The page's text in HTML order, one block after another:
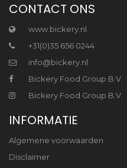
CONTACT ONS
www.bickery.nl
+31(0)35 656 0244
info@bickery.nl
Bickery Food Group B.V.
Bickery Food Group B.V.
INFORMATIE
Algemene voorwaarden
Disclaimer